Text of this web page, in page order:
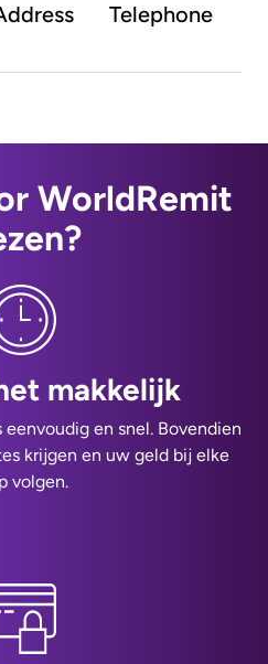
Telephone
WorldRemit
makkelijk
en snel. Bovendien
krijgen en uw geld bij elke
volgen.